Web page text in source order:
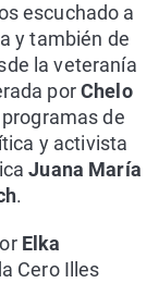
escuchado a
y también de
la veteranía
porChelo
de
y activista
Juana María
.
Elka
Cero Illes